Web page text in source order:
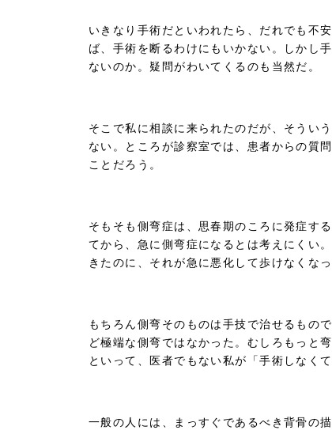
いきなり手術だといわれたら、だれでも不
ば、手術を断るわけにもいかない。しかし
ないのか。疑問がわいてくるのも当然だ。
そこで私に相談に来られたのだが、そうい
ない。ところが診察室では、患者からの質
ことだろう。
そもそも側弯症は、思春期のころに発症す
てから、急に側弯症になるとは考えにくい
きたのに、それが急に悪化して歩けなくな
もちろん側弯そのものは手技で治せるもの
ど極端な側弯ではなかった。むしろもっと
といって、医者でもない私が「手術しなく
一般の人には、まっすぐであるべき背骨の